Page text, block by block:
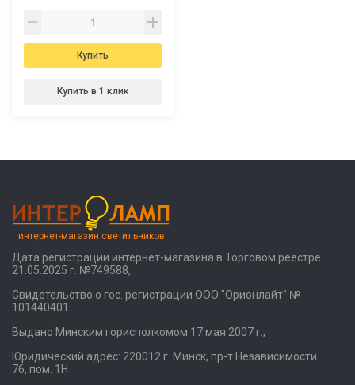
Купить
Купить в 1 клик
интернет-магазин светильников
Дата регистрации интернет-магазина в Торговом реестре
21.05.2025 г. №749588,
Свидетельство о гос. регистрации ООО "Орионлайт" №
101440401
Выдано Минским горисполкомом 17 мая 2007 г.,
Юридический адрес: 220012 г. Минск, пр-т Независимости
76, пом. 1Н